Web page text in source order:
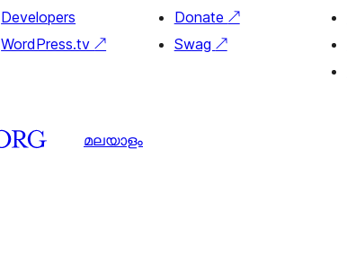
Developers
WordPress.tv↗
Donate ↗
Swag ↗
മലയാളം